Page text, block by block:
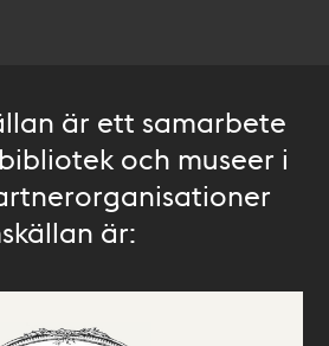
är ett samarbete
och museer i
är: